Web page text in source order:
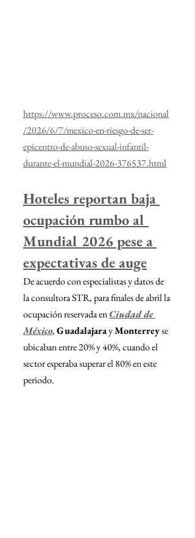
https://www.proceso.com.mx/nacional
/2026/6/7/mexico-en-riesgo-de-ser-
epicentro-de-abuso-sexual-infantil-
durante-el-mundial-2026-376537.html
Hoteles reportan baja
ocupación rumbo al
Mundial 2026 pese a
expectativas de auge
De acuerdo con especialistas y datos de
la consultora STR, para finales de abril la
ocupación reservada en Ciudad de
México, Guadalajara y Monterrey se
ubicaban entre 20% y 40%, cuando el
sector esperaba superar el 80% en este
periodo.